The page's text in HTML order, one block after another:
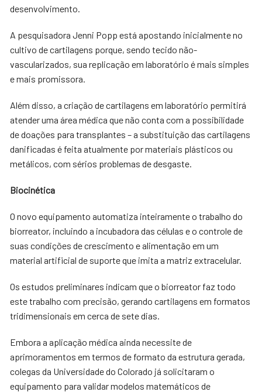
desenvolvimento.
A pesquisadora Jenni Popp está apostando inicialmente no
cultivo de cartilagens porque, sendo tecido não-
vascularizados, sua replicação em laboratório é mais simples
e mais promissora.
Além disso, a criação de cartilagens em laboratório permitirá
atender uma área médica que não conta com a possibilidade
de doações para transplantes – a substituição das cartilagens
danificadas é feita atualmente por materiais plásticos ou
metálicos, com sérios problemas de desgaste.
Biocinética
O novo equipamento automatiza inteiramente o trabalho do
biorreator, incluindo a incubadora das células e o controle de
suas condições de crescimento e alimentação em um
material artificial de suporte que imita a matriz extracelular.
Os estudos preliminares indicam que o biorreator faz todo
este trabalho com precisão, gerando cartilagens em formatos
tridimensionais em cerca de sete dias.
Embora a aplicação médica ainda necessite de
aprimoramentos em termos de formato da estrutura gerada,
colegas da Universidade do Colorado já solicitaram o
equipamento para validar modelos matemáticos de